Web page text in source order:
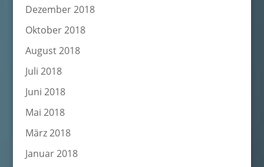
Dezember 2018
Oktober 2018
August 2018
Juli 2018
Juni 2018
Mai 2018
März 2018
Januar 2018